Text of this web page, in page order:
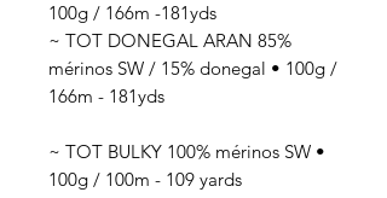
100g / 166m -181yds
~ TOT DONEGAL ARAN 85%
mérinos SW / 15% donegal • 100g /
166m - 181yds
~ TOT BULKY 100% mérinos SW •
100g / 100m - 109 yards